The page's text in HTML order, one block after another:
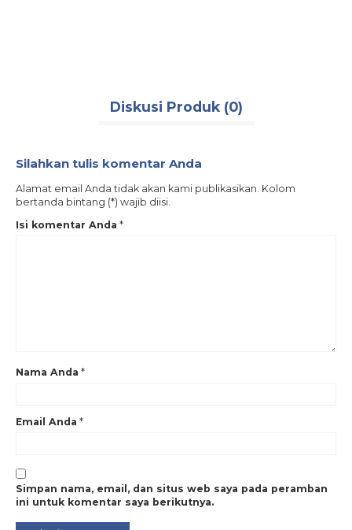
Diskusi Produk (0)
Silahkan tulis komentar Anda
Alamat email Anda tidak akan kami publikasikan. Kolom
bertanda bintang (*) wajib diisi.
Isi komentar Anda *
Nama Anda *
Email Anda *
Simpan nama, email, dan situs web saya pada peramban
ini untuk komentar saya berikutnya.